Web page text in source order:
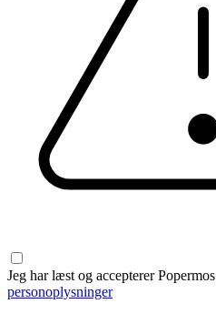
Jeg har læst og accepterer Popermos
personoplysninger